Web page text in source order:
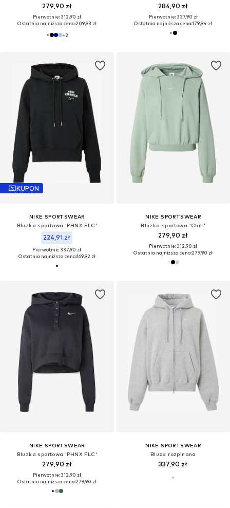
279,90 zł
Pierwotnie: 312,90 zł
Ostatnia najniższa cena:209,93 zł
+2
284,90 zł
Pierwotnie: 337,90 zł
Ostatnia najniższa cena:179,94 zł
KUPON
NIKE SPORTSWEAR
Bluzka sportowa 'PHNX FLC'
224,91 zł
Pierwotnie: 337,90 zł
Ostatnia najniższa cena:169,92 zł
NIKE SPORTSWEAR
Bluzka sportowa 'Chill'
279,90 zł
Pierwotnie: 312,90 zł
Ostatnia najniższa cena:279,90 zł
NIKE SPORTSWEAR
Bluzka sportowa 'PHNX FLC'
279,90 zł
Pierwotnie: 312,90 zł
Ostatnia najniższa cena:279,90 zł
NIKE SPORTSWEAR
Bluza rozpinana
337,90 zł